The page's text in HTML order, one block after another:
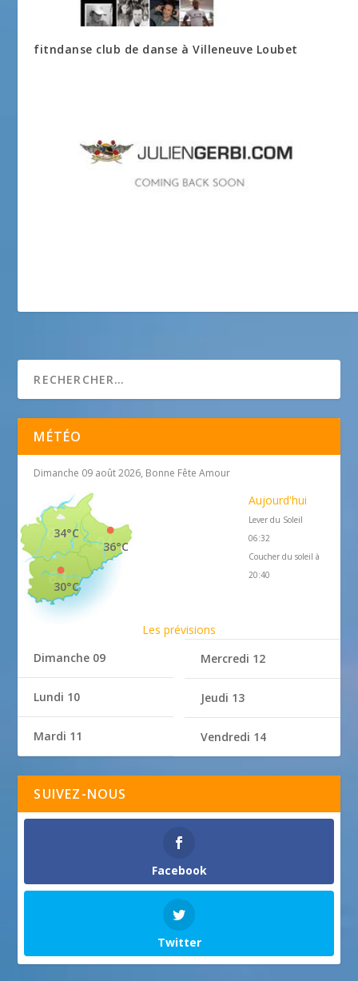
fitndanse club de danse à Villeneuve Loubet
MÉTÉO
Dimanche 09 août 2026, Bonne Fête Amour
36°C
34°C
30°C
Aujourd'hui
Lever du Soleil
06:32
Coucher du soleil à
20:40
Les prévisions
Dimanche 09
Lundi 10
Mardi 11
Mercredi 12
Jeudi 13
Vendredi 14
SUIVEZ-NOUS
Facebook
Twitter